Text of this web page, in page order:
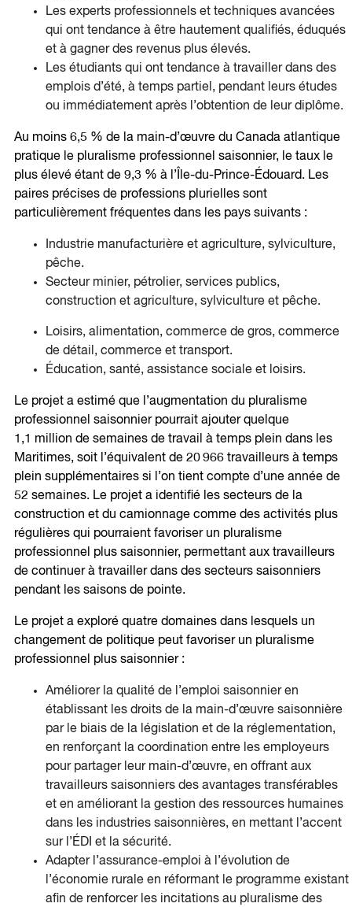
Les experts professionnels et techniques avancées
qui ont tendance à être hautement qualifiés, éduqués
et à gagner des revenus plus élevés.
Les étudiants qui ont tendance à travailler dans des
emplois d’été, à temps partiel, pendant leurs études
ou immédiatement après l’obtention de leur diplôme.
Au moins 6,5 % de la main-d’œuvre du Canada atlantique
pratique le pluralisme professionnel saisonnier, le taux le
plus élevé étant de 9,3 % à l’Île-du-Prince-Édouard. Les
paires précises de professions plurielles sont
particulièrement fréquentes dans les pays suivants :
Industrie manufacturière et agriculture, sylviculture,
pêche.
Secteur minier, pétrolier, services publics,
construction et agriculture, sylviculture et pêche.
Loisirs, alimentation, commerce de gros, commerce
de détail, commerce et transport.
Éducation, santé, assistance sociale et loisirs.
Le projet a estimé que l’augmentation du pluralisme
professionnel saisonnier pourrait ajouter quelque
1,1 million de semaines de travail à temps plein dans les
Maritimes, soit l’équivalent de 20 966 travailleurs à temps
plein supplémentaires si l’on tient compte d’une année de
52 semaines. Le projet a identifié les secteurs de la
construction et du camionnage comme des activités plus
régulières qui pourraient favoriser un pluralisme
professionnel plus saisonnier, permettant aux travailleurs
de continuer à travailler dans des secteurs saisonniers
pendant les saisons de pointe.
Le projet a exploré quatre domaines dans lesquels un
changement de politique peut favoriser un pluralisme
professionnel plus saisonnier :
Améliorer la qualité de l’emploi saisonnier en
établissant les droits de la main-d’œuvre saisonnière
par le biais de la législation et de la réglementation,
en renforçant la coordination entre les employeurs
pour partager leur main-d’œuvre, en offrant aux
travailleurs saisonniers des avantages transférables
et en améliorant la gestion des ressources humaines
dans les industries saisonnières, en mettant l’accent
sur l’ÉDI et la sécurité.
Adapter l’assurance-emploi à l’évolution de
l’économie rurale en réformant le programme existant
afin de renforcer les incitations au pluralisme des